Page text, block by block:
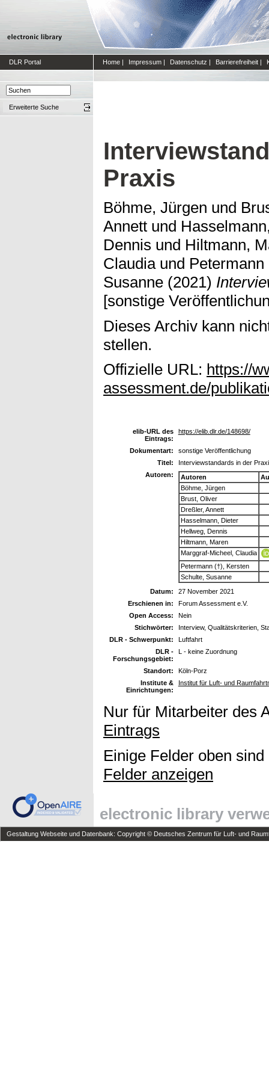
DLR Portal Home | Impressum | Datenschutz | Barrierefreiheit |
Erweiterte Suche
Praxis
Böhme, Jürgen und
Annett und
Dennis und Hiltmann,
Claudiaund
Susanne (2021)
[sonstige
Dieses Archiv kann
stellen.
Offizielle URL: https://
assessment.de/
elib-URL des
Eintrags:
https://elib.dlr.de/148698/
Dokumentart:
sonstige Veröffentlichung
Titel:
Interviewstandards in der
Autoren:
Autoren
Böhme, Jürgen
Brust, Oliver
Dreßler, Annett
Hasselmann, Dieter
Hellweg, Dennis
Hiltmann, Maren
Marggraf-Micheel, Claudia
Petermann (†), Kersten
Schulte, Susanne
Datum:
27 November 2021
Erschienen in:
Forum Assessment e.V.
Open Access:
Nein
Stichwörter:
Interview, Qualitätskriterien,
DLR - Schwerpunkt:
Luftfahrt
DLR -
Forschungsgebiet:
L - keine Zuordnung
Standort:
Köln-Porz
Institute &
Einrichtungen:
Institut für Luft- und
Nur für Mitarbeiter des
Eintrags
Einige Felder oben
Felder anzeigen
electronic library
Gestaltung Webseite und Datenbank: Copyright © Deutsches Zentrum für Luft- und